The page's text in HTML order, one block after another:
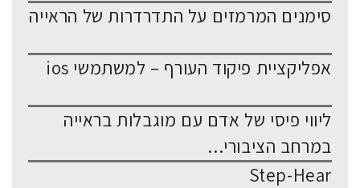
סימנים המרמזים על התדרדרות של הראייה
אפליקציית פיקוד העורף – למשתמשי ios
ליווי פיסי של אדם עם מוגבלות בראייה
במרחב הציבורי...
Step-Hear